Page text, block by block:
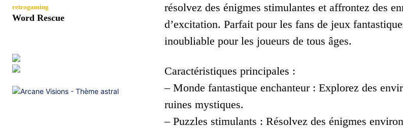
retrogaming
Word Rescue
résolvez des énigmes stimulantes et affrontez des
d’excitation. Parfait pour les fans de jeux
inoubliable pour les joueurs de tous âges.
Caractéristiques principales :
– Monde fantastique enchanteur : Explorez des
ruines mystiques.
– Puzzles stimulants : Résolvez des énigmes